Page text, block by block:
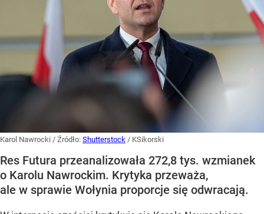
Karol Nawrocki / Źródło: Shutterstock / KSikorski
Res Futura przeanalizowała 272,8 tys. wzmianek
o Karolu Nawrockim. Krytyka przeważa,
ale w sprawie Wołynia proporcje się odwracają.